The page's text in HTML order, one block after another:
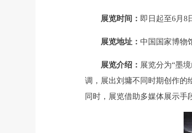
展览时间： 即日起至6月8
展览地址： 中国国家博物
展览介绍： 展览分为“墨
调，展出刘墉不同时期创作的
同时，展览借助多媒体展示手